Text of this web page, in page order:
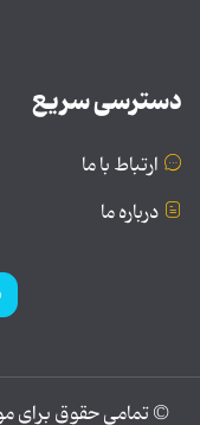
دسترسی سریع
ارتباط با ما
درباره ما
© تمامی حقوق برای